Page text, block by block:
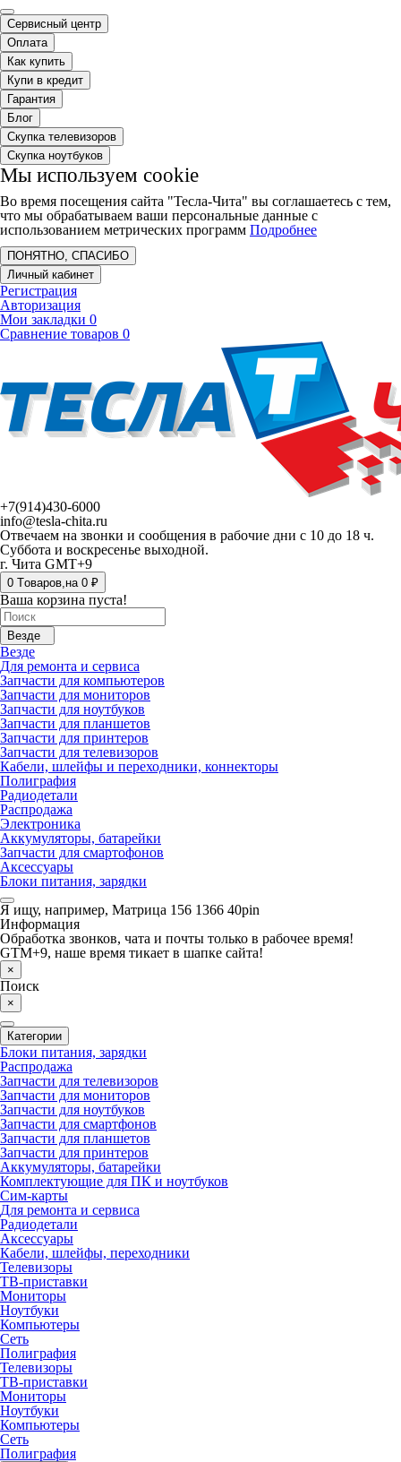
Сервисный центр
Оплата
Как купить
Купи в кредит
Гарантия
Блог
Скупка телевизоров
Скупка ноутбуков
Мы используем cookie
Во время посещения сайта "Тесла-Чита" вы соглашаетесь с тем,
что мы обрабатываем ваши персональные данные с
использованием метрических программ Подробнее
ПОНЯТНО, СПАСИБО
Личный кабинет
Регистрация
Авторизация
Мои закладки 0
Сравнение товаров 0
+7(914)430-6000
info@tesla-chita.ru
Отвечаем на звонки и сообщения в рабочие дни с 10 до 18 ч.
Суббота и воскресенье выходной.
г. Чита GMT+9
0 Tоваров,на 0 ₽
Ваша корзина пуста!
Везде
Везде
Для ремонта и сервиса
Запчасти для компьютеров
Запчасти для мониторов
Запчасти для ноутбуков
Запчасти для планшетов
Запчасти для принтеров
Запчасти для телевизоров
Кабели, шлейфы и переходники, коннекторы
Полиграфия
Радиодетали
Распродажа
Электроника
Аккумуляторы, батарейки
Запчасти для смартофонов
Аксессуары
Блоки питания, зарядки
Я ищу, например, Матрица 156 1366 40pin
Информация
Обработка звонков, чата и почты только в рабочее время!
GTM+9, наше время тикает в шапке сайта!
×
Поиск
×
Категории
Блоки питания, зарядки
Распродажа
Запчасти для телевизоров
Запчасти для мониторов
Запчасти для ноутбуков
Запчасти для смартфонов
Запчасти для планшетов
Запчасти для принтеров
Аккумуляторы, батарейки
Комплектующие для ПК и ноутбуков
Сим-карты
Для ремонта и сервиса
Радиодетали
Аксессуары
Кабели, шлейфы, переходники
Телевизоры
ТВ-приставки
Мониторы
Ноутбуки
Компьютеры
Сеть
Полиграфия
Телевизоры
ТВ-приставки
Мониторы
Ноутбуки
Компьютеры
Сеть
Полиграфия